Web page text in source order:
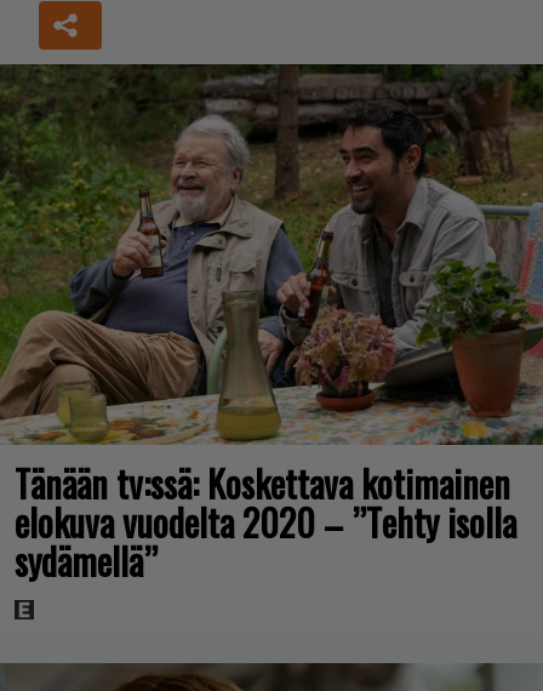
Tänään tv:ssä: Koskettava kotimainen
elokuva vuodelta 2020 – ”Tehty isolla
sydämellä”